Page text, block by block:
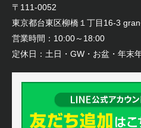
〒111-0052
東京都台東区柳橋１丁目16-3
営業時間： 10:00～18:00
定休日： 土日・GW・お盆・年末